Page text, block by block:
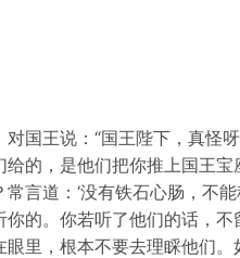
国王说：“国王陛下，真怪
的，是他们把你推上国王
言道：‘没有铁石心肠，不
的。你若听了他们的话，不
里，根本不要去理睬他们